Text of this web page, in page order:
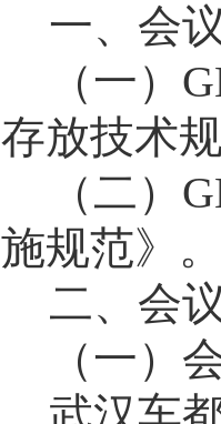
一、 会
（一）
存放技术
（二）
施规范》
二、 会
（一）